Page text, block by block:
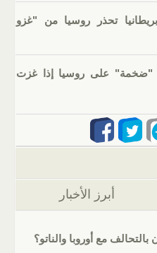
بريطانيا تحذر روسيا من "غزو
"ضخمة" على روسيا إذا غزت
النشطة)
أبرز الأخبار
مع أوروبا والناتو؟